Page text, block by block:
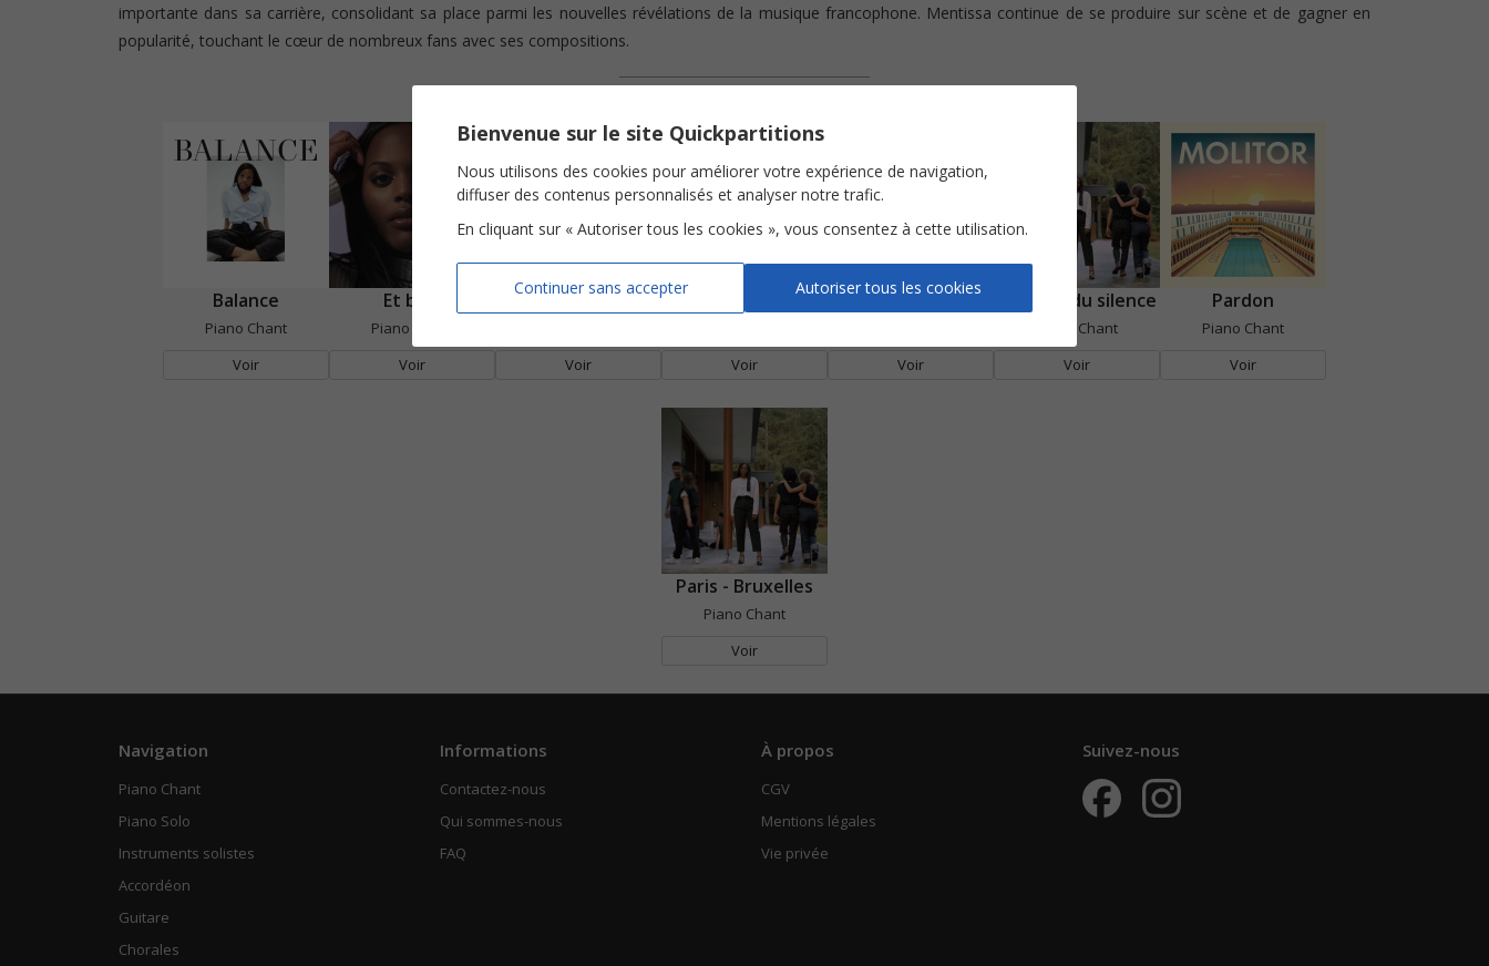
importante dans sa carrière, consolidant sa place parmi les nouvelles révélations de la musique francophone. Mentissa continue de se produire sur scène et de gagner en
popularité, touchant le cœur de nombreux fans avec ses compositions.
Balance
Piano Chant
Voir
Et bam
Piano Chant
Voir
Et bam
Voir
Voir
Et bam
Voir
Le bruit du silence
Piano Chant
Voir
Pardon
Piano Chant
Voir
Paris - Bruxelles
Piano Chant
Voir
Navigation
Piano Chant
Piano Solo
Instruments solistes
Accordéon
Guitare
Chorales
Informations
Contactez-nous
Qui sommes-nous
FAQ
À propos
CGV
Mentions légales
Vie privée
Suivez-nous
Bienvenue sur le site Quickpartitions
Nous utilisons des cookies pour améliorer votre expérience de navigation,
diffuser des contenus personnalisés et analyser notre trafic.
En cliquant sur « Autoriser tous les cookies », vous consentez à cette utilisation.
Continuer sans accepter Autoriser tous les cookies